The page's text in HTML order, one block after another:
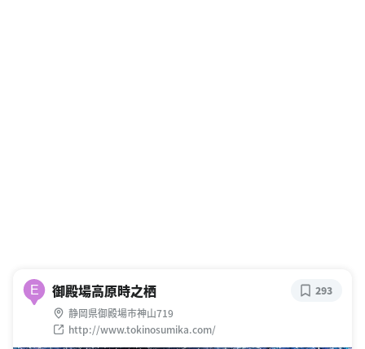
E 御殿場高原時之栖
静岡県御殿場市神山719
http://www.tokinosumika.com/
293